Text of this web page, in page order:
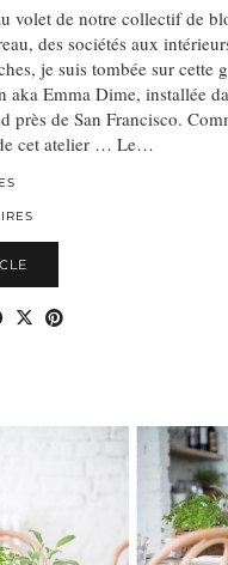
volet de notre collectif de
des sociétés aux
je suis tombée sur cette
aka Emma Dime, installée
près de San Francisco.
cet atelier … Le…